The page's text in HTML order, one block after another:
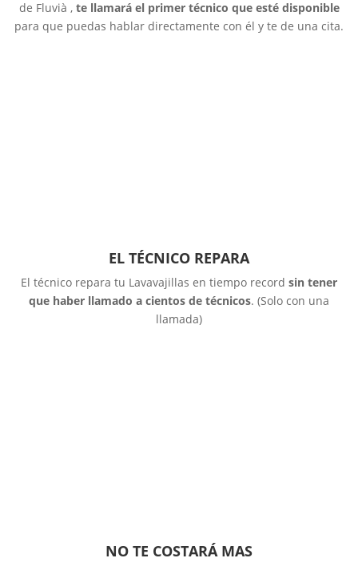
de Fluvià , te llamará el primer técnico que esté disponible
para que puedas hablar directamente con él y te de una cita.
EL TÉCNICO REPARA
El técnico repara tu Lavavajillas en tiempo record sin tener
que haber llamado a cientos de técnicos. (Solo con una
llamada)
NO TE COSTARÁ MAS